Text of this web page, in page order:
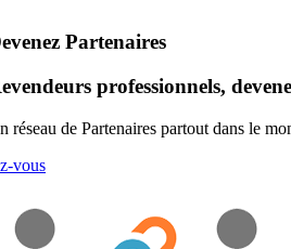
Partenaires
professionnels,
réseau de Partenaires partout dans le
vous